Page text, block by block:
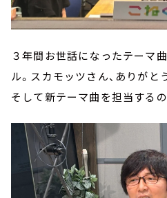
３年間お世話になったテーマ
ル。スカモッツさん、ありがと
そして新テーマ曲を担当する